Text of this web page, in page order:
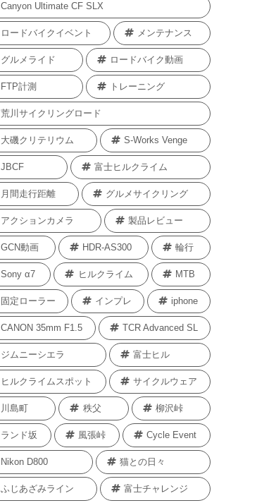
Canyon Ultimate CF SLX
ロードバイクイベント メンテナンス
グルメライド ロードバイク動画
FTP計測 トレーニング
荒川サイクリングロード
大磯クリテリウム S-Works Venge
JBCF 富士ヒルクライム
月間走行距離 グルメサイクリング
アクションカメラ 製品レビュー
GCN動画 HDR-AS300 輪行
Sony α7 ヒルクライム MTB
固定ローラー インプレ iphone
CANON 35mm F1.5 TCR Advanced SL
ジムニーシエラ 富士ヒル
ヒルクライムスポット サイクルウェア
川島町 秩父 柳沢峠
ランド坂 風張峠 Cycle Event
Nikon D800 猫との日々
ふじあざみライン 富士チャレンジ